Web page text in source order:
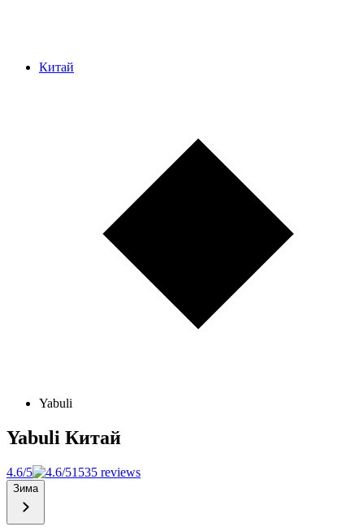
Китай
Yabuli
Yabuli Китай
4.6/5 1535 reviews
Зима